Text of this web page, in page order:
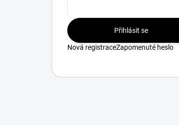
Přihlásit se
Nová registraceZapomenuté heslo